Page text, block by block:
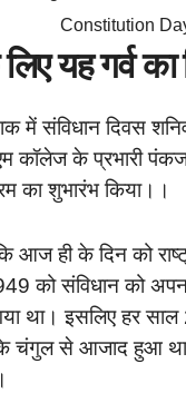
Constitution
यह गर्व
में संविधान दिवस
कॉलेज के प्रभारी
का शुभारंभ किया।।
आज ही के दिन को
को संविधान को
था। इसलिए हर
चंगुल से आजाद हुआ